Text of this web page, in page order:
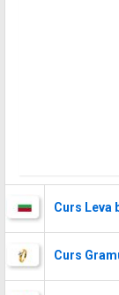
Curs Leva
Curs